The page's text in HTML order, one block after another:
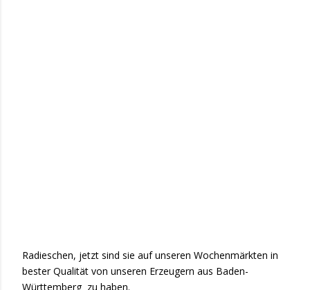
Radieschen, jetzt sind sie auf unseren Wochenmärkten in
bester Qualität von unseren Erzeugern aus Baden-
Württemberg zu haben.